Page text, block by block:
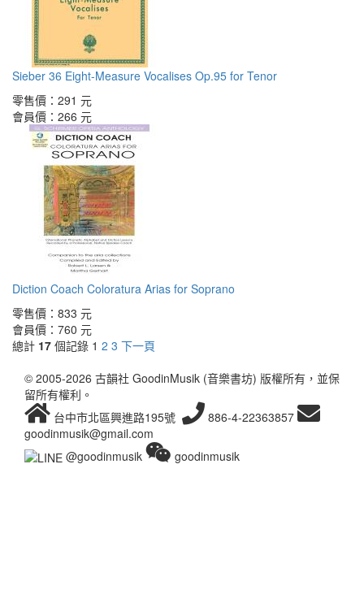
Sieber 36 Eight-Measure Vocalises Op.95 for Tenor
零售價： 291 元
會員價： 266 元
Diction Coach Coloratura Arias for Soprano
零售價： 833 元
會員價： 760 元
總計 17 個記錄 1 2 3 下一頁
© 2005-2026 古韻社 GoodinMusik (音樂書坊) 版權所有，並保
留所有權利。
台中市北區興進路195號
886-4-22363857
goodinmusik@gmail.com
@goodinmusik
goodinmusik